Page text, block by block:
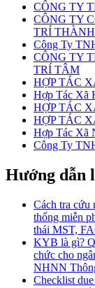
CÔNG TY
CÔNG TY
TRÍ THÀNH
Công Ty
CÔNG TY
TRÍ TÂM
HỢP TÁC
Hợp Tác Xã
HỢP TÁC
HỢP TÁC
Hợp Tác Xã
Công Ty
Hướng dẫn
Cách tra cứu
thống miễn
thái MST,
KYB là gì?
chức cho
NHNN
Checklist